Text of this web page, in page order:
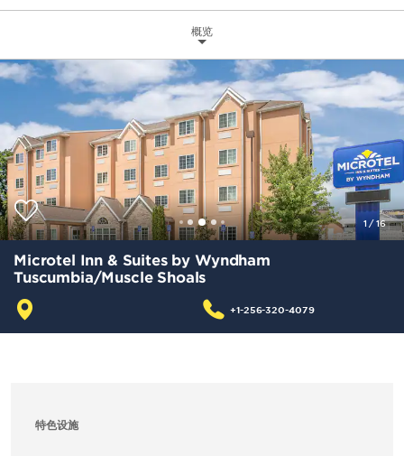
概览
1 /16
Microtel Inn & Suites by Wyndham
Tuscumbia/Muscle Shoals
+1-256-320-4079
特色设施